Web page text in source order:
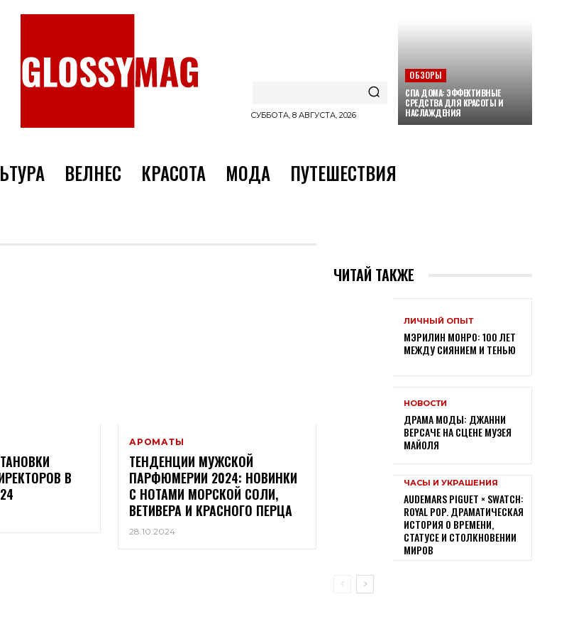
СУББОТА, 8 АВГУСТА, 2026
ОБЗОРЫ
СПА ДОМА: ЭФФЕКТИВНЫЕ
СРЕДСТВА ДЛЯ КРАСОТЫ И
НАСЛАЖДЕНИЯ
ВЕЛНЕС КРАСОТА МОДА ПУТЕШЕСТВИЯ
В
АРОМАТЫ
ТЕНДЕНЦИИ МУЖСКОЙ
ПАРФЮМЕРИИ 2024: НОВИНКИ
С НОТАМИ МОРСКОЙ СОЛИ,
ВЕТИВЕРА И КРАСНОГО ПЕРЦА
28.10.2024
ЧИТАЙ ТАКЖЕ
ЛИЧНЫЙ ОПЫТ
МЭРИЛИН МОНРО: 100 ЛЕТ
МЕЖДУ СИЯНИЕМ И ТЕНЬЮ
НОВОСТИ
ДРАМА МОДЫ: ДЖАННИ
ВЕРСАЧЕ НА СЦЕНЕ МУЗЕЯ
МАЙОЛЯ
ЧАСЫ И УКРАШЕНИЯ
AUDEMARS PIGUET × SWATCH:
ROYAL POP. ДРАМАТИЧЕСКАЯ
ИСТОРИЯ О ВРЕМЕНИ,
СТАТУСЕ И СТОЛКНОВЕНИИ
МИРОВ